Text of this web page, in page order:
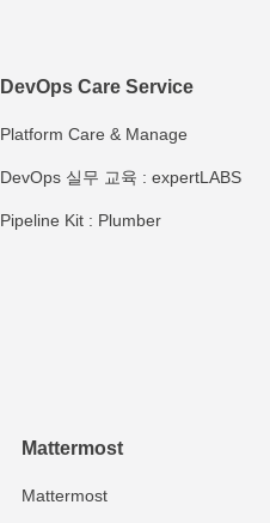
DevOps Care Service
Platform Care & Manage
DevOps 실무 교육 : expertLABS
Pipeline Kit : Plumber
Mattermost
Mattermost